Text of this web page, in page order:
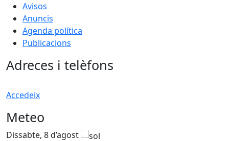
Avisos
Anuncis
Agenda política
Publicacions
Adreces i telèfons
Accedeix
Meteo
Dissabte, 8 d’agost